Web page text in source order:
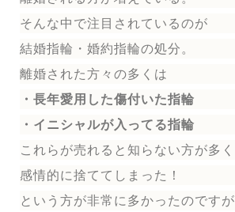
そんな中で注目されているのが
結婚指輪 ・婚約指輪の処分。
離婚された方々の多くは
・長年愛用した傷付いた指輪
・イニシャルが入ってる指輪
これらが売れると知らない方が多く
感情的に捨ててしまった！
という方が非常に多かったのですが